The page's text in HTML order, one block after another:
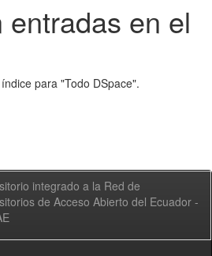
entradas en el
para "Todo DSpace".
integrado a la Red de
de Acceso Abierto del Ecuador -